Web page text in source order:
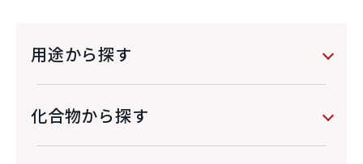
用途から探す
化合物から探す